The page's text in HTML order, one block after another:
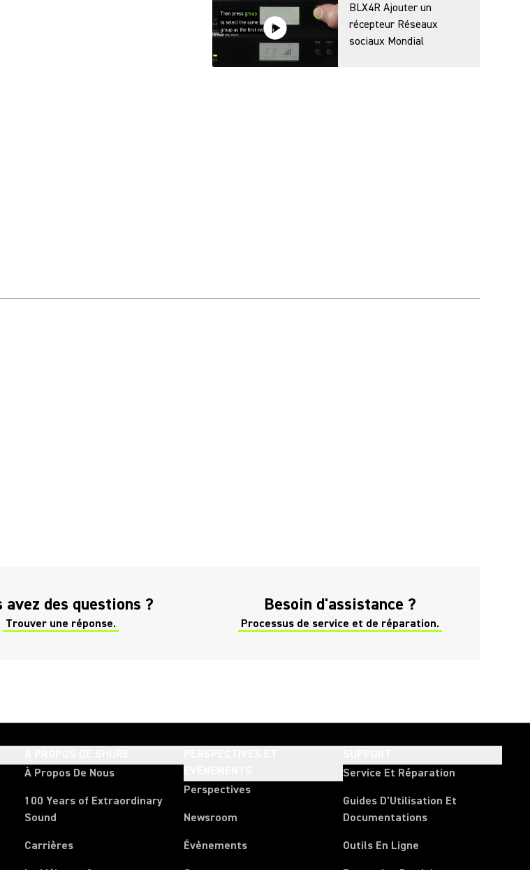
BLX4R Ajouter un
récepteur Réseaux
sociaux Mondial
avez des questions ?
Trouver une réponse.
(Opens in a new tab)
Besoin d'assistance ?
Processus de service et de réparation.
À Propos De Nous
100 Years of Extraordinary
Sound
Carrières
Perspectives
Newsroom
Évènements
Service Et Réparation
Guides D'Utilisation Et
Documentations
Outils En Ligne